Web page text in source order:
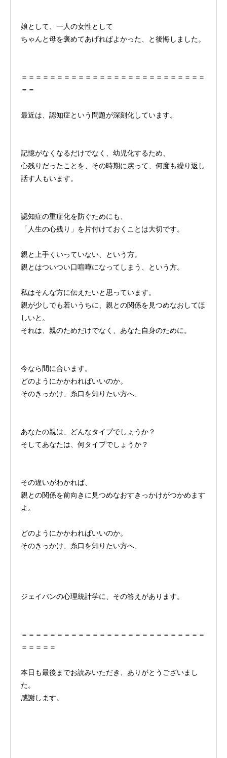
娘として、一人の女性として
ちゃんと母を褒めてあげればよかった、と後悔しました。
＝＝＝＝＝＝＝＝＝＝＝＝＝＝＝＝＝＝＝＝＝＝＝＝＝＝
＝＝
最近は、認知症という問題が深刻化しています。
記憶がなくなるだけでなく、幼児化するため、
心残りだったことを、その時期に戻って、何度も繰り返し
話す人もいます。
認知症の重症化を防ぐためにも、
「人生の心残り」を片付けておくことは大切です。
親と上手くいっていない、という方。
親とはついつい口喧嘩になってしまう、という方。
私はそんな方に伝えたいと思っています。
親が少しでも若いうちに、親との関係を見つめなおしてほ
しいと。
それは、親のためだけでなく、あなた自身のために。
今なら間に合います。
どのようにかかわればいいのか。
そのきっかけ、糸口を知りたい方へ、
あなたの親は、どんなタイプでしょうか？
そしてあなたは、何タイプでしょうか？
その違いがわかれば、
親との関係を前向きに見つめなおすきっかけがつかめます
よ。
どのようにかかわればいいのか。
そのきっかけ、糸口を知りたい方へ、
ジェイバンの心理統計学に、その答えがあります。
＝＝＝＝＝＝＝＝＝＝＝＝＝＝＝＝＝＝＝＝＝＝＝＝＝＝
＝＝＝＝＝
本日も最後までお読みいただき、ありがとうございまし
た。
感謝します。